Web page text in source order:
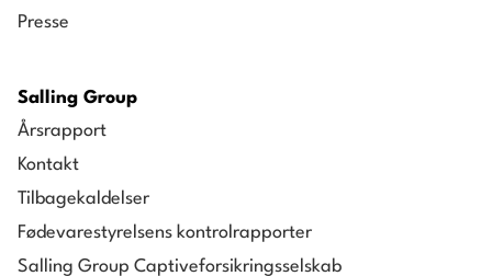
Presse
Salling Group
Årsrapport
Kontakt
Tilbagekaldelser
Fødevarestyrelsens kontrolrapporter
Salling Group Captiveforsikringsselskab